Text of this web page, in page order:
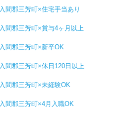
入間郡三芳町×住宅手当あり
入間郡三芳町×賞与4ヶ月以上
入間郡三芳町×新卒OK
入間郡三芳町×休日120日以上
入間郡三芳町×未経験OK
入間郡三芳町×4月入職OK